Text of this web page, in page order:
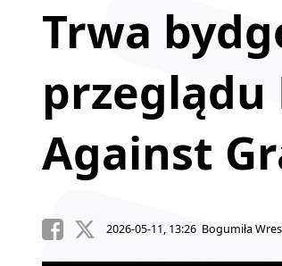
Trwa
Against
2026-05-11, 13:26 Bogumiła